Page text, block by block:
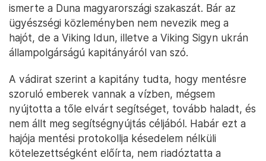
ismerte a Duna magyarországi szakaszát. Bár az
ügyészségi közleményben nem nevezik meg a
hajót, de a Viking Idun, illetve a Viking Sigyn ukrán
állampolgárságú kapitányáról van szó.
A vádirat szerint a kapitány tudta, hogy mentésre
szoruló emberek vannak a vízben, mégsem
nyújtotta a tőle elvárt segítséget, tovább haladt, és
nem állt meg segítségnyújtás céljából. Habár ezt a
hajója mentési protokollja késedelem nélküli
kötelezettségként előírta, nem riadóztatta a